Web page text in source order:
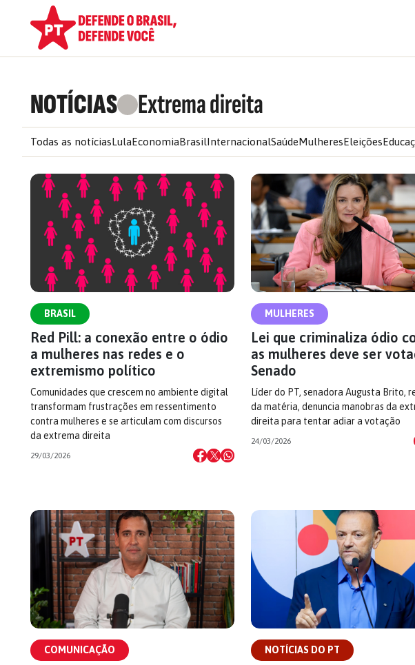
NOTÍCIAS Extrema direita
Todas as notíciasLulaEconomiaBrasilInternacionalSaúdeMulheresEleições
BRASIL
Red Pill: a conexão entre o ódio
a mulheres nas redes e o
extremismo político
Comunidades que crescem no ambiente digital
transformam frustrações em ressentimento
contra mulheres e se articulam com discursos
da extrema direita
29/03/2026
MULHERES
Lei que criminaliza ódio
as mulheres deve ser
Senado
Líder do PT, senadora Augusta Brito,
da matéria, denuncia manobras da
direita para tentar adiar a votação
24/03/2026
COMUNICAÇÃO NOTÍCIAS DO PT